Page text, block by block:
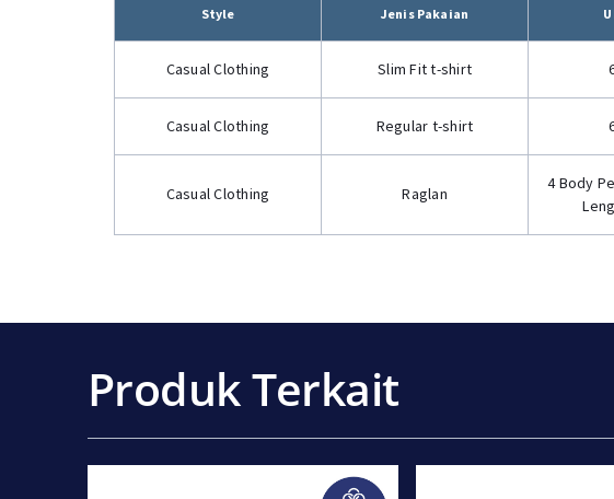
Style Jenis Pakaian
Casual Clothing Slim Fit t-shirt
Casual Clothing Regular t-shirt
Casual Clothing Raglan
4 Body
Produk Terkait